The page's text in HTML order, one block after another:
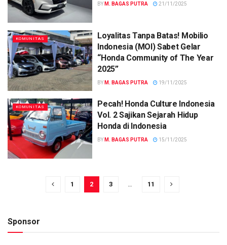
BY M. BAGAS PUTRA 21/11/2025
KOMUNITAS
Loyalitas Tanpa Batas! Mobilio
Indonesia (MOI) Sabet Gelar
“Honda Community of The Year
2025”
BY M. BAGAS PUTRA 19/11/2025
KOMUNITAS
Pecah! Honda Culture Indonesia
Vol. 2 Sajikan Sejarah Hidup
Honda di Indonesia
BY M. BAGAS PUTRA 15/11/2025
1 2 3 … 11
Sponsor